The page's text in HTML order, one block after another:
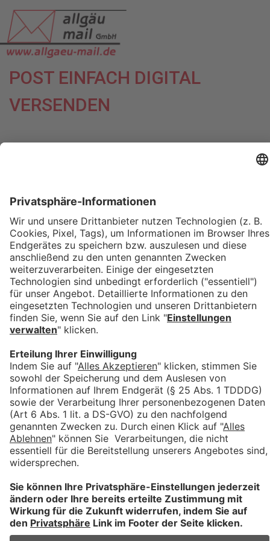
POST EINFACH DIGITAL
VERSENDEN
WAS IST ALLGAEU-MAIL.DIGITAL?
LEISTUNGEN
PREISLISTE
VORTEILSRECHNER
SerienbriefPlus
11.07.2025 16:30von Jürgen Helfer
Mit der Funktion SerienbriefPlus kannst Du auf sehr
Serienbrief Modul, haben sich einige Verarbeitungsschritte
geändert, da wir mit dem SerienbriefPlus Modul neue
Möglichkeiten bieten. Das betrifft auch das Prüfen der
einzelnen Serienbrief, wenn man diese nicht gleich
freigeben möchte.
Wir haben hier noch einmal alle Infos für dich verlinkt zur
einfachen Navigation:
SerienbriefPlus - Prüfen nach Verarbeitung
SerienbriefPlus - Anlagen hinzufügen
Zurück